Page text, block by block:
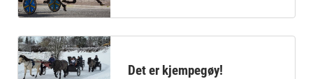
Det er kjempegøy!